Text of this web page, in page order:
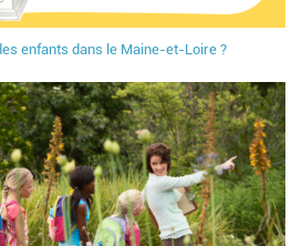
enfants dans le Maine-et-Loire ?